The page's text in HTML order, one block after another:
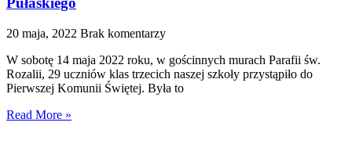
20 maja, 2022 Brak komentarzy
W sobotę 14 maja 2022 roku, w gościnnych murach Parafii św.
Rozalii, 29 uczniów klas trzecich naszej szkoły przystąpiło do
Pierwszej Komunii Świętej. Była to
Read More »